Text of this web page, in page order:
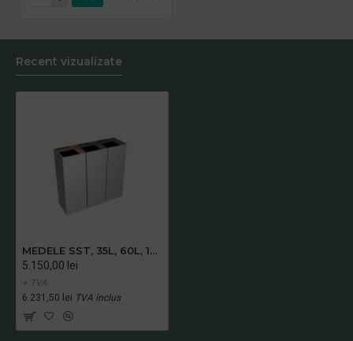
Recent vizualizate
MEDELE SST, 35L, 60L, 100L
5.150,00 lei
+ TVA
6.231,50 lei TVA inclus